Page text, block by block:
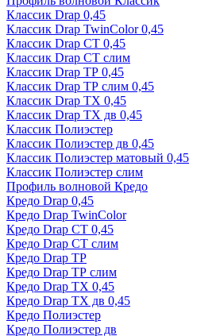
Классик Drap 0,45
Классик Drap TwinColor 0,45
Классик Drap СТ 0,45
Классик Drap СТ слим
Классик Drap ТР 0,45
Классик Drap ТР слим 0,45
Классик Drap ТХ 0,45
Классик Drap ТХ дв 0,45
Классик Полиэстер
Классик Полиэстер дв 0,45
Классик Полиэстер матовый 0,45
Классик Полиэстер слим
Профиль волновой Кредо
Кредо Drap 0,45
Кредо Drap TwinColor
Кредо Drap СТ 0,45
Кредо Drap СТ слим
Кредо Drap ТР
Кредо Drap ТР слим
Кредо Drap ТХ 0,45
Кредо Drap ТХ дв 0,45
Кредо Полиэстер
Кредо Полиэстер дв